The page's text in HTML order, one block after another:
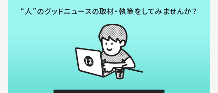
“人”のグッドニュースの取材・執筆をしてみませんか？